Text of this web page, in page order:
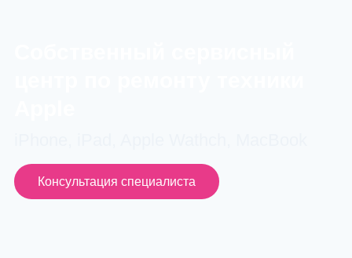
Консультация специалиста